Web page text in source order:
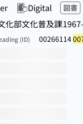
Digital 図書
化部文化普及課
(ID) 00266114
this title